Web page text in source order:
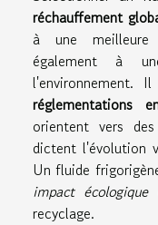
réchauffement
à une meilleure
également à
l'environnement.
réglementations
orientent vers
dictent l'évolution
Un fluide
impact écologique
recyclage.